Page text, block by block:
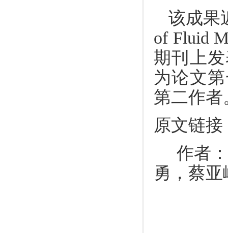
该成果
of Fluid
期刊上
为论文
第二作
原文链接
作者：
勇，蔡亚